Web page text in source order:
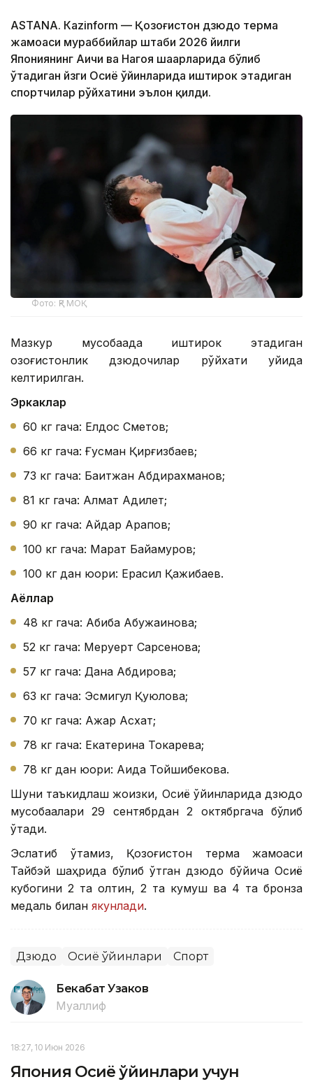
ASTANА. Кazinform — Қозоғистон дзюдо терма
жамоаси мураббийлар штаби 2026 йилги
Япониянинг Аичи ва Нагоя шаҳарларида бўлиб
ўтадиган йзги Осиё ўйинларида иштирок этадиган
спортчилар рўйхатини эълон қилди.
Фото: ҚР МОҚ
Мазкур мусобақада иштирок этадиган
қозоғистонлик дзюдочилар рўйхати қуйида
келтирилган.
Эркаклар
60 кг гача: Елдос Сметов;
66 кг гача: Ғусман Қирғизбаев;
73 кг гача: Бақитжан Абдирахманов;
81 кг гача: Алмат Адилет;
90 кг гача: Айдар Арапов;
100 кг гача: Марат Байқамуров;
100 кг дан юқори: Ерасил Қажибаев.
Аёллар
48 кг гача: Абиба Абужақинова;
52 кг гача: Меруерт Сарсенова;
57 кг гача: Дана Абдирова;
63 кг гача: Эсмигул Қуюлова;
70 кг гача: Ажар Асхат;
78 кг гача: Екатерина Токарева;
78 кг дан юқори: Аида Тойшибекова.
Шуни таъкидлаш жоизки, Осиё ўйинларида дзюдо
мусобақалари 29 сентябрдан 2 октябргача бўлиб
ўтади.
Эслатиб ўтамиз, Қозоғистон терма жамоаси
Тайбэй шаҳрида бўлиб ўтган дзюдо бўйича Осиё
кубогини 2 та олтин, 2 та кумуш ва 4 та бронза
медаль билан якунлади.
Дзюдо Осиё ўйинлари Спорт
Бекабат Узаков
Муаллиф
18:27, 10 Июн 2026
Япония Осиё ўйинлари учун